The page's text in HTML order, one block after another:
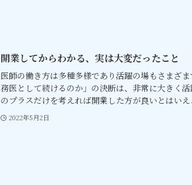
開業してからわかる、実は大変だったこと
医師の働き方は多種多様であり活躍の場もさまざ
務医として続けるのか」の決断は、非常に大きく
のプラスだけを考えれば開業した方が良いとはい
2022年5月2日